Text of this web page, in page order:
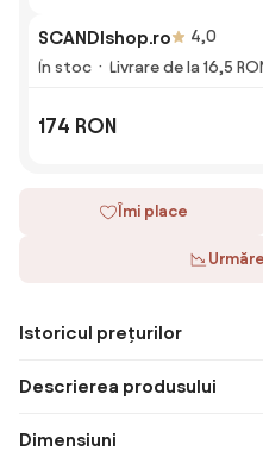
SCANDIshop.ro 4,0
În stoc
Livrare de la 16,5
174 RON
Îmi place
Istoricul prețurilor
Descrierea produsului
Dimensiuni